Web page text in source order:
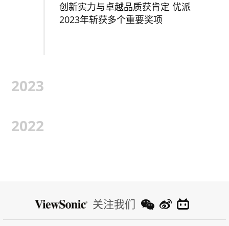
创新实力与卓越品质获肯定 优派
2023年斩获多个重要奖项
2023
2022
关注我们